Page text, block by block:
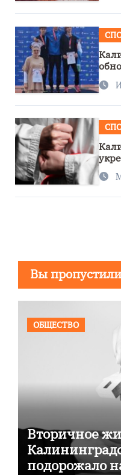
Вы пропустили
ОБЩЕСТВО
Вторичное
подорожало